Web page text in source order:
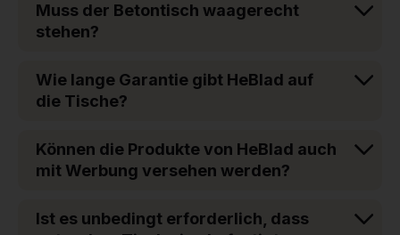
Muss der Betontisch waagerecht
stehen?
Wie lange Garantie gibt HeBlad auf
die Tische?
Können die Produkte von HeBlad auch
mit Werbung versehen werden?
Ist es unbedingt erforderlich, dass